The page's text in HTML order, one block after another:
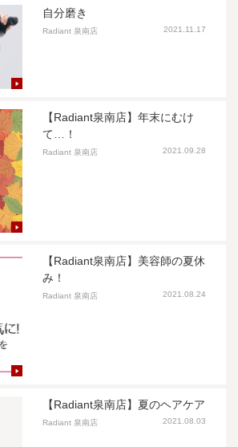
自分磨き
Radiant 泉南店 2021.11.17
【Radiant泉南店】年末にむけ
て…！
Radiant 泉南店 2021.09.28
【Radiant泉南店】美容師の夏休
み！
Radiant 泉南店 2021.08.24
【Radiant泉南店】夏のヘアケア
Radiant 泉南店 2021.08.03